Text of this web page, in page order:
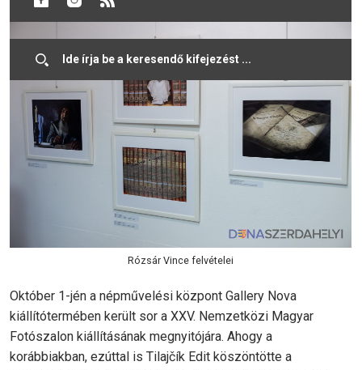
Rózsár Vince felvételei
Október 1-jén a népművelési központ Gallery Nova
kiállítótermében került sor a XXV. Nemzetközi Magyar
Fotószalon kiállításának megnyitójára. Ahogy a
korábbiakban, ezúttal is Tilajčík Edit köszöntötte a